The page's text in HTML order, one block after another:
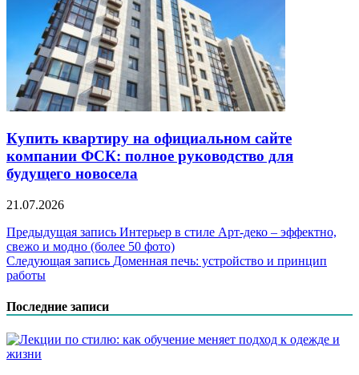
Купить квартиру на официальном сайте
компании ФСК: полное руководство для
будущего новосела
21.07.2026
Навигация
по
записям
Предыдущая запись Интерьер в стиле Арт-деко – эффектно,
свежо и модно (более 50 фото)
Следующая запись Доменная печь: устройство и принцип
работы
Последние записи